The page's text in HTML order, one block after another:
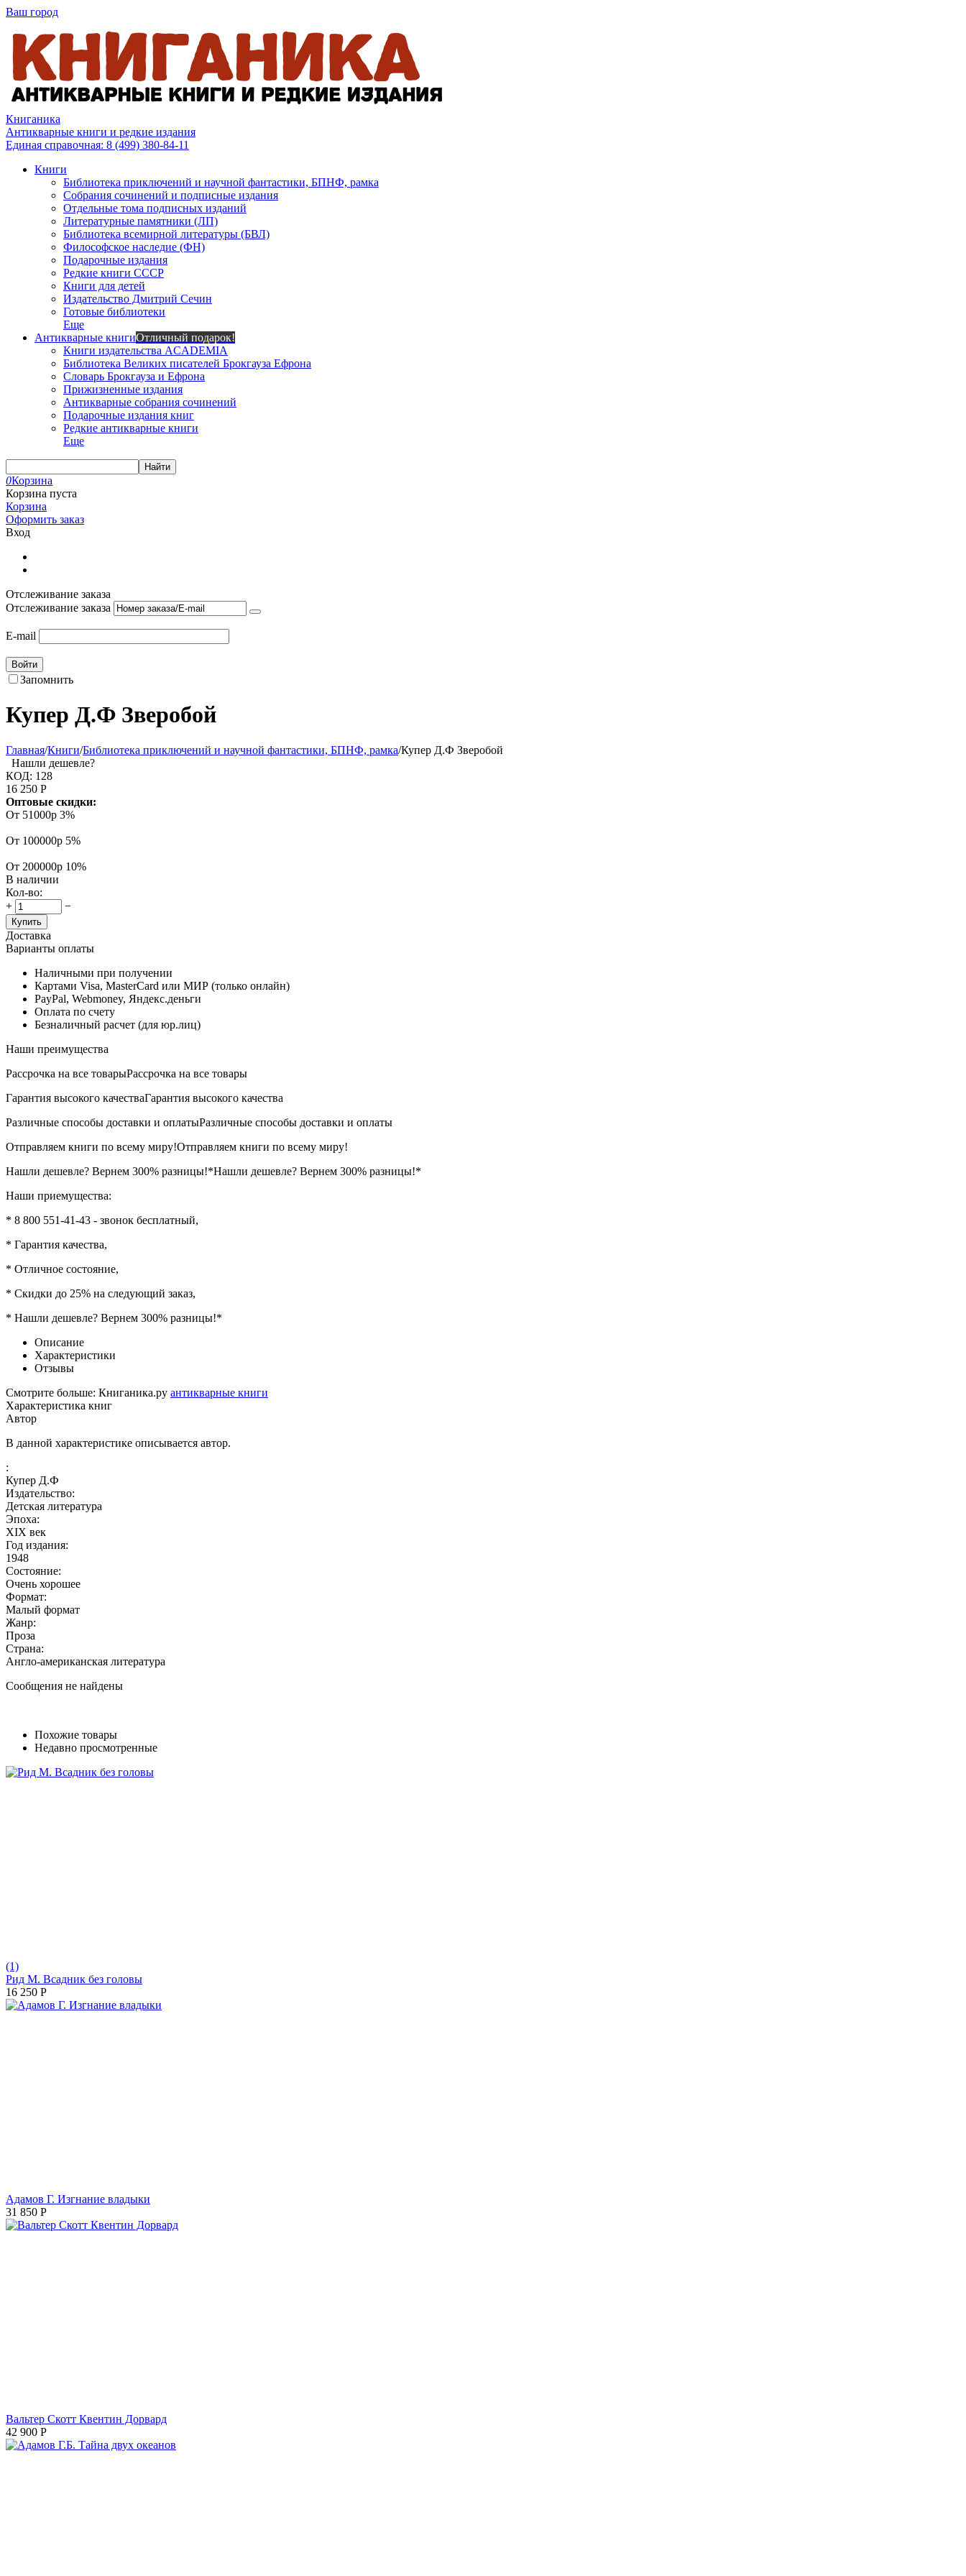
Ваш город
Книганика
Антикварные книги и редкие издания
Единая справочная: 8 (499) 380-84-11
Книги
Библиотека приключений и научной фантастики, БПНФ, рамка
Собрания сочинений и подписные издания
Отдельные тома подписных изданий
Литературные памятники (ЛП)
Библиотека всемирной литературы (БВЛ)
Философское наследие (ФН)
Подарочные издания
Редкие книги СССР
Книги для детей
Издательство Дмитрий Сечин
Готовые библиотеки
Еще
Антикварные книгиОтличный подарок!
Книги издательства ACADEMIA
Библиотека Великих писателей Брокгауза Ефрона
Словарь Брокгауза и Ефрона
Прижизненные издания
Антикварные собрания сочинений
Подарочные издания книг
Редкие антикварные книги
Еще
Найти
0Корзина
Корзина пуста
Корзина
Оформить заказ
Вход
Отслеживание заказа
Отслеживание заказа
E-mail
Войти
Запомнить
Купер Д.Ф Зверобой
Главная/Книги/Библиотека приключений и научной фантастики, БПНФ, рамка/Купер Д.Ф Зверобой
Нашли дешевле?
КОД: 128
16 250 Р
Оптовые скидки:
От 51000р 3%
От 100000р 5%
От 200000р 10%
В наличии
Кол-во:
+
−
Купить
Доставка
Варианты оплаты
Наличными при получении
Картами Visa, MasterCard или МИР (только онлайн)
PayPal, Webmoney, Яндекс.деньги
Оплата по счету
Безналичный расчет (для юр.лиц)
Наши преимущества
Рассрочка на все товарыРассрочка на все товары
Гарантия высокого качестваГарантия высокого качества
Различные способы доставки и оплатыРазличные способы доставки и оплаты
Отправляем книги по всему миру!Отправляем книги по всему миру!
Нашли дешевле? Вернем 300% разницы!*Нашли дешевле? Вернем 300% разницы!*
Наши приемущества:
* 8 800 551-41-43 - звонок бесплатный,
* Гарантия качества,
* Отличное состояние,
* Скидки до 25% на следующий заказ,
* Нашли дешевле? Вернем 300% разницы!*
Описание
Характеристики
Отзывы
Смотрите больше: Книганика.ру антикварные книги
Характеристика книг
Автор
В данной характеристике описывается автор.
:
Купер Д.Ф
Издательство:
Детская литература
Эпоха:
XIX век
Год издания:
1948
Состояние:
Очень хорошее
Формат:
Малый формат
Жанр:
Проза
Страна:
Англо-американская литература
Сообщения не найдены
Похожие товары
Недавно просмотренные
(1)
Рид М. Всадник без головы
16 250 Р
Адамов Г. Изгнание владыки
31 850 Р
Вальтер Скотт Квентин Дорвард
42 900 Р